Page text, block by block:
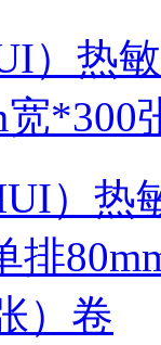
）热
宽*300